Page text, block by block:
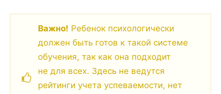
Важно! Ребенок психологически
должен быть готов к такой системе
обучения, так как она подходит
не для всех. Здесь не ведутся
рейтинги учета успеваемости, нет